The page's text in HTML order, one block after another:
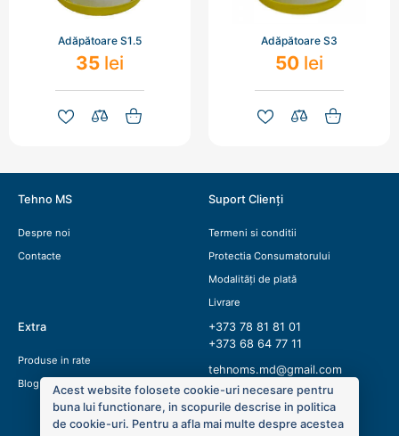
Adăpătoare S1.5
35 lei
Adăpătoare S3
50 lei
Tehno MS
Despre noi
Contacte
Suport Clienți
Termeni si conditii
Protectia Consumatorului
Modalități de plată
Livrare
Extra
Produse in rate
Blog
+373 78 81 81 01
+373 68 64 77 11
tehnoms.md@gmail.com
Acest website folosete cookie-uri necesare pentru
buna lui functionare, in scopurile descrise in politica
de cookie-uri. Pentru a afla mai multe despre acestea